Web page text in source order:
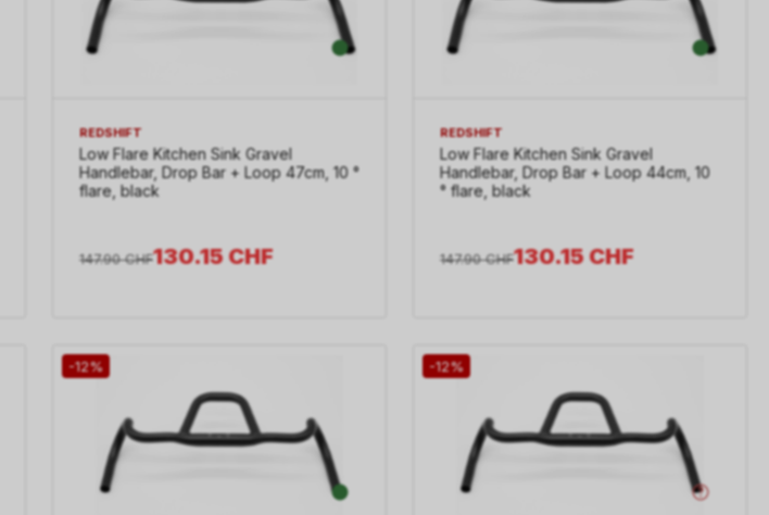
REDSHIFT
Low Flare Kitchen Sink Gravel
Handlebar, Drop Bar + Loop 47cm, 10 °
flare, black
130.15CHF
147.90 CHF
REDSHIFT
Low Flare Kitchen Sink Gravel
Handlebar, Drop Bar + Loop 44cm, 10
° flare, black
130.15CHF
147.90 CHF
-12% -12%